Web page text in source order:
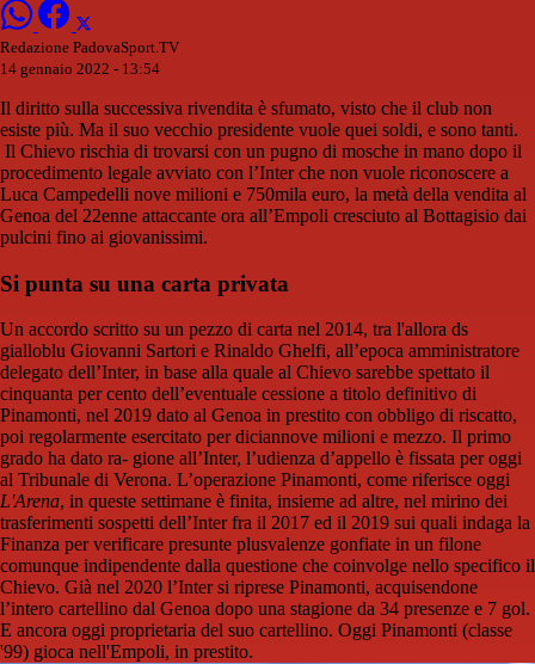
Redazione PadovaSport.TV
14 gennaio 2022 - 13:54
Il diritto sulla successiva rivendita è sfumato, visto che il club non
esiste più. Ma il suo vecchio presidente vuole quei soldi, e sono tanti.
Il Chievo rischia di trovarsi con un pugno di mosche in mano dopo il
procedimento legale avviato con l’Inter che non vuole riconoscere a
Luca Campedelli nove milioni e 750mila euro, la metà della vendita al
Genoa del 22enne attaccante ora all’Empoli cresciuto al Bottagisio dai
pulcini fino ai giovanissimi.
Si punta su una carta privata
Un accordo scritto su un pezzo di carta nel 2014, tra l'allora ds
gialloblu Giovanni Sartori e Rinaldo Ghelfi, all’epoca amministratore
delegato dell’Inter, in base alla quale al Chievo sarebbe spettato il
cinquanta per cento dell’eventuale cessione a titolo definitivo di
Pinamonti, nel 2019 dato al Genoa in prestito con obbligo di riscatto,
poi regolarmente esercitato per diciannove milioni e mezzo. Il primo
grado ha dato ra- gione all’Inter, l’udienza d’appello è fissata per oggi
al Tribunale di Verona. L’operazione Pinamonti, come riferisce oggi
L'Arena, in queste settimane è finita, insieme ad altre, nel mirino dei
trasferimenti sospetti dell’Inter fra il 2017 ed il 2019 sui quali indaga la
Finanza per verificare presunte plusvalenze gonfiate in un filone
comunque indipendente dalla questione che coinvolge nello specifico il
Chievo. Già nel 2020 l’Inter si riprese Pinamonti, acquisendone
l’intero cartellino dal Genoa dopo una stagione da 34 presenze e 7 gol.
E ancora oggi proprietaria del suo cartellino. Oggi Pinamonti (classe
'99) gioca nell'Empoli, in prestito.